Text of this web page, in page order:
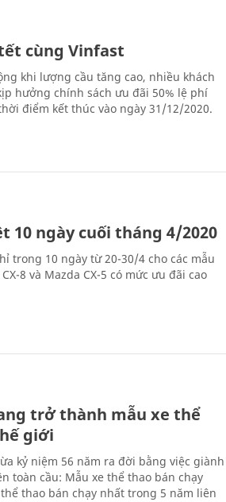
cùng Vinfast
khi lượng cầu tăng cao, nhiều khách
hưởng chính sách ưu đãi 50% lệ phí
điểm kết thúc vào ngày 31/12/2020.
10 ngày cuối tháng 4/2020
trong 10 ngày từ 20-30/4 cho các mẫu
8 và Mazda CX-5 có mức ưu đãi cao
trở thành mẫu xe thể
giới
kỷ niệm 56 năm ra đời bằng việc giành
toàn cầu: Mẫu xe thể thao bán chạy
thao bán chạy nhất trong 5 năm liên